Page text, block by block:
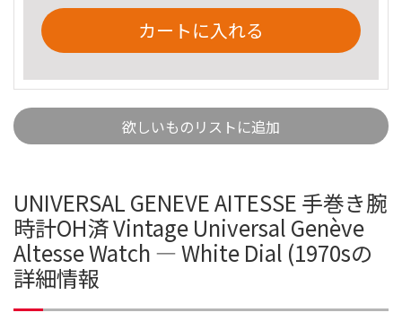
カートに入れる
欲しいものリストに追加
UNIVERSAL GENEVE AITESSE 手巻き腕
時計OH済 Vintage Universal Genève
Altesse Watch — White Dial (1970sの
詳細情報